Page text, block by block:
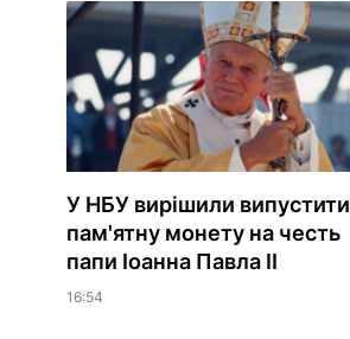
У НБУ вирішили випустити
пам'ятну монету на честь
папи Іоанна Павла II
16:54